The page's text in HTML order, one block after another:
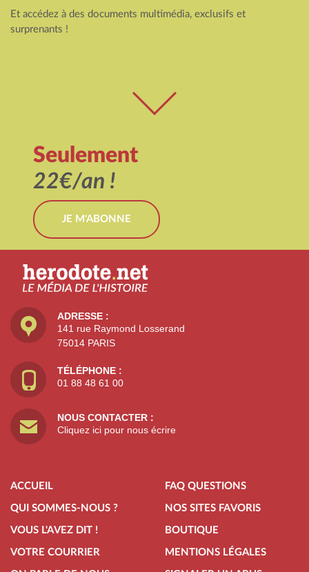
Et accédez à des documents multimédia, exclusifs et
surprenants !
Seulement
22€/an !
JE M'ABONNE
ADRESSE :
141 rue Raymond Losserand
75014 PARIS
TÉLÉPHONE :
01 88 48 61 00
NOUS CONTACTER :
Cliquez ici pour nous écrire
ACCUEIL
QUI SOMMES-NOUS ?
VOUS L'AVEZ DIT !
VOTRE COURRIER
FAQ QUESTIONS
NOS SITES FAVORIS
BOUTIQUE
MENTIONS LÉGALES